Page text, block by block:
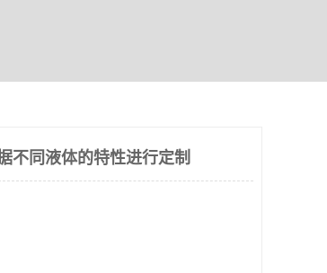
不同液体的特性进行定制